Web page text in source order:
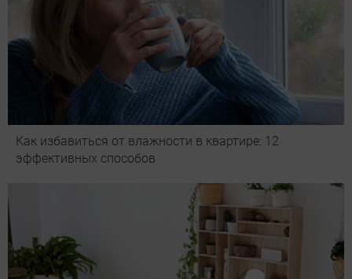
Как избавиться от влажности в квартире: 12
эффективных способов